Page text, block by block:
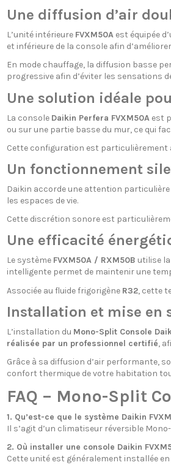
Une diffusion d’air
L’unité intérieure FVXM50Aest équipée
et inférieure de la console afin
En mode chauffage, la diffusion basse
progressive afin d’éviter les sensations
Une solution idéale
La console Daikin Perfera FVXM50Aest
ou sur une partie basse du mur, ce qui
Cette configuration est particulièrement
Un fonctionnement
Daikin accorde une attention
les espaces de vie.
Cette discrétion sonore est
Une efficacité
Le système FVXM50A / RXM50B utilise
intelligente permet de maintenir une
Associée au fluide frigorigène R32, cette
Installation et mise en
L’installation du Mono-Split Console
réalisée par un professionnel certifié,
Grâce à sa diffusion d’air performante,
confort thermique de votre habitation
FAQ – Mono-Split
1. Qu’est-ce que le système Daikin
Il s’agit d’un climatiseur réversible
2. Où installer une console Daikin
Cette unité est généralement installée